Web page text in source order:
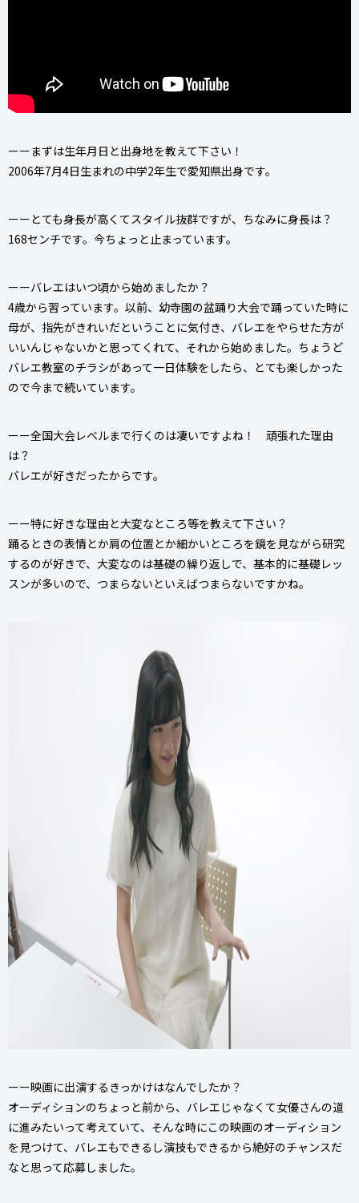
ーーまずは生年月日と出身地を教えて下さい！
2006年7月4日生まれの中学2年生で愛知県出身です。
ーーとても身長が高くてスタイル抜群ですが、ちなみに身長は？
168センチです。今ちょっと止まっています。
ーーバレエはいつ頃から始めましたか？
4歳から習っています。以前、幼寺園の盆踊り大会で踊っていた時に
母が、指先がきれいだということに気付き、バレエをやらせた方が
いいんじゃないかと思ってくれて、それから始めました。ちょうど
バレエ教室のチラシがあって一日体験をしたら、とても楽しかった
ので今まで続いています。
ーー全国大会レベルまで行くのは凄いですよね！ 頑張れた理由
は？
バレエが好きだったからです。
ーー特に好きな理由と大変なところ等を教えて下さい？
踊るときの表情とか肩の位置とか細かいところを鏡を見ながら研究
するのが好きで、大変なのは基礎の繰り返しで、基本的に基礎レッ
スンが多いので、つまらないといえばつまらないですかね。
ーー映画に出演するきっかけはなんでしたか？
オーディションのちょっと前から、バレエじゃなくて女優さんの道
に進みたいって考えていて、そんな時にこの映画のオーディション
を見つけて、バレエもできるし演技もできるから絶好のチャンスだ
なと思って応募しました。